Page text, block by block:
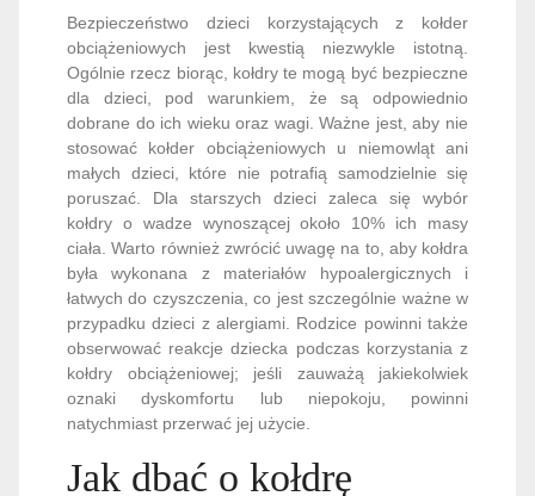
Bezpieczeństwo dzieci korzystających z kołder
obciążeniowych jest kwestią niezwykle istotną.
Ogólnie rzecz biorąc, kołdry te mogą być bezpieczne
dla dzieci, pod warunkiem, że są odpowiednio
dobrane do ich wieku oraz wagi. Ważne jest, aby nie
stosować kołder obciążeniowych u niemowląt ani
małych dzieci, które nie potrafią samodzielnie się
poruszać. Dla starszych dzieci zaleca się wybór
kołdry o wadze wynoszącej około 10% ich masy
ciała. Warto również zwrócić uwagę na to, aby kołdra
była wykonana z materiałów hypoalergicznych i
łatwych do czyszczenia, co jest szczególnie ważne w
przypadku dzieci z alergiami. Rodzice powinni także
obserwować reakcje dziecka podczas korzystania z
kołdry obciążeniowej; jeśli zauważą jakiekolwiek
oznaki dyskomfortu lub niepokoju, powinni
natychmiast przerwać jej użycie.
Jak dbać o kołdrę